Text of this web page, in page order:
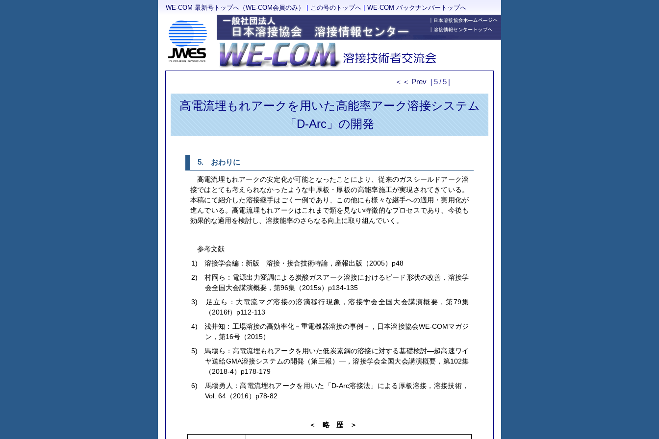
WE-COM 最新号トップへ（WE-COM会員のみ） | この号のトップへ | WE-COM バックナンバートップへ
＜＜ Prev |5/5|
高電流埋もれアークを用いた高能率アーク溶接システム
「D-Arc」の開発
5. おわりに
高電流埋もれアークの安定化が可能となったことにより、従来のガスシールドアーク溶
接ではとても考えられなかったような中厚板・厚板の高能率施工が実現されてきている。
本稿にて紹介した溶接継手はごく一例であり、この他にも様々な継手への適用・実用化が
進んでいる。高電流埋もれアークはこれまで類を見ない特徴的なプロセスであり、今後も
効果的な適用を検討し、溶接能率のさらなる向上に取り組んでいく。
参考文献
1) 溶接学会編：新版 溶接・接合技術特論，産報出版（2005）p48
2) 村岡ら：電源出力変調による炭酸ガスアーク溶接におけるビード形状の改善，溶接学
会全国大会講演概要，第96集（2015s）p134-135
3) 足立ら：大電流マグ溶接の溶滴移行現象，溶接学会全国大会講演概要，第79集
（2016f）p112-113
4) 浅井知：工場溶接の高効率化－重電機器溶接の事例－，日本溶接協会WE-COMマガジ
ン，第16号（2015）
5) 馬塲ら：高電流埋もれアークを用いた低炭素鋼の溶接に対する基礎検討―超高速ワイ
ヤ送給GMA溶接システムの開発（第三報）―，溶接学会全国大会講演概要，第102集
（2018-4）p178-179
6) 馬塲勇人：高電流埋れアークを用いた「D-Arc溶接法」による厚板溶接，溶接技術，
Vol. 64（2016）p78-82
＜ 略 歴 ＞